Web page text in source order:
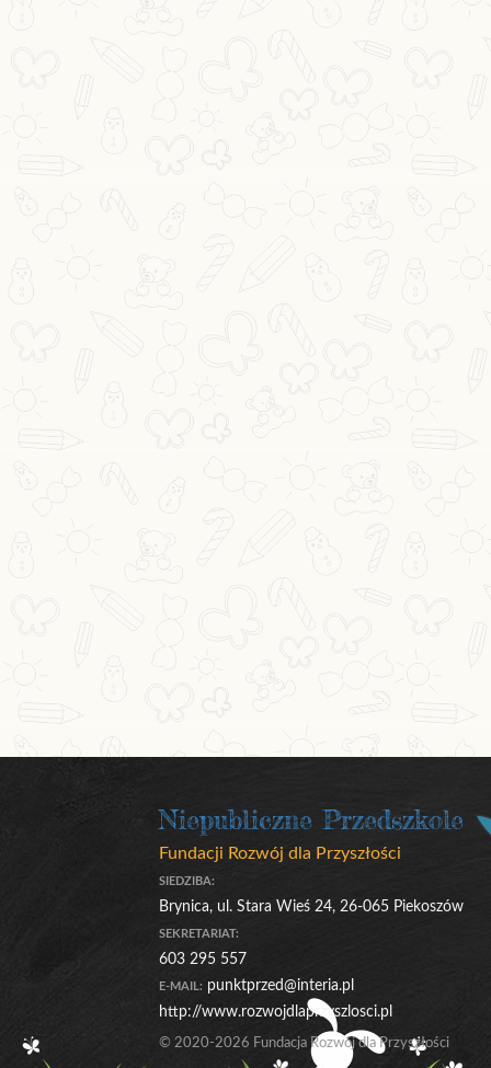
Niepubliczne Przedszkole
Fundacji Rozwój dla Przyszłości
SIEDZIBA:
Brynica, ul. Stara Wieś 24, 26-065 Piekoszów
SEKRETARIAT:
603 295 557
E-MAIL: punktprzed@interia.pl
http://www.rozwojdlaprzyszlosci.pl
© 2020-2026 Fundacja Rozwój dla Przyszłości